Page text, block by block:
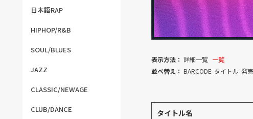
日本語RAP
HIPHOP/R&B
SOUL/BLUES
JAZZ
CLASSIC/NEWAGE
CLUB/DANCE
表示方法： 詳細一覧 一覧
並べ替え： BARCODE タイトル 発
タイトル名